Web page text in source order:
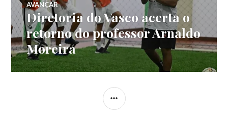
AVANÇAR
Diretoria do Vasco acerta o
retorno do professor Arnaldo
Moreira